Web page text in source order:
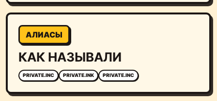
АЛИАСЫ
КАК НАЗЫВАЛИ
PRIVATE.INC PRIVATE.INK PRIVATE.INС